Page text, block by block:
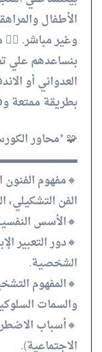
الأطفال
وغير مباشر.
بنساعدهم علي
العدواني أو
بطريقة ممتعة
🧩 *محاور
🔸مفهوم الفنون
الفن التشكيلي،
🔸الأسس
🔸دور التعبير
الشخصية.
والسمات
🔸أسباب
الاجتماعية).